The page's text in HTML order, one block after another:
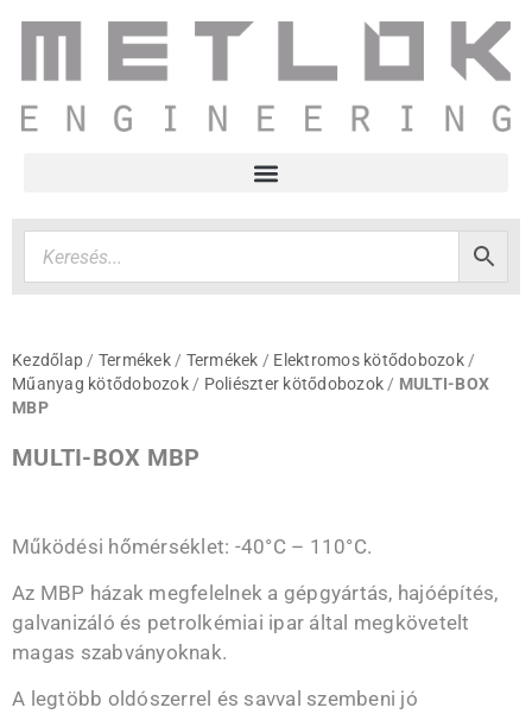
Kezdőlap / Termékek/ Termékek / Elektromos kötődobozok/
Műanyag kötődobozok/ Poliészter kötődobozok / MULTI-BOX
MBP
MULTI-BOX MBP
Működési hőmérséklet: -40°C – 110°C.
Az MBP házak megfelelnek a gépgyártás, hajóépítés,
galvanizáló és petrolkémiai ipar által megkövetelt
magas szabványoknak.
A legtöbb oldószerrel és savval szembeni jó